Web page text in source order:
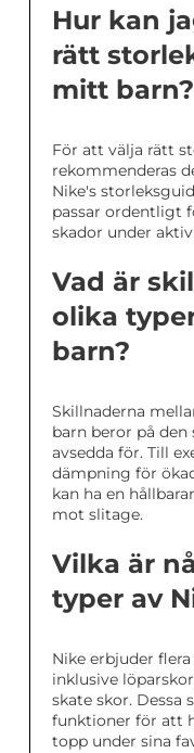
Hur kan
rätt
mitt barn?
För att välja rätt
rekommenderas
Nike's
passar ordentligt
skador under
Vad är
olika
barn?
Skillnaderna
barn beror på
avsedda för. Till
dämpning för
kan ha en
mot slitage.
Vilka är
typer av
Nike erbjuder
inklusive
skate skor. Dessa
funktioner för att
topp under sina